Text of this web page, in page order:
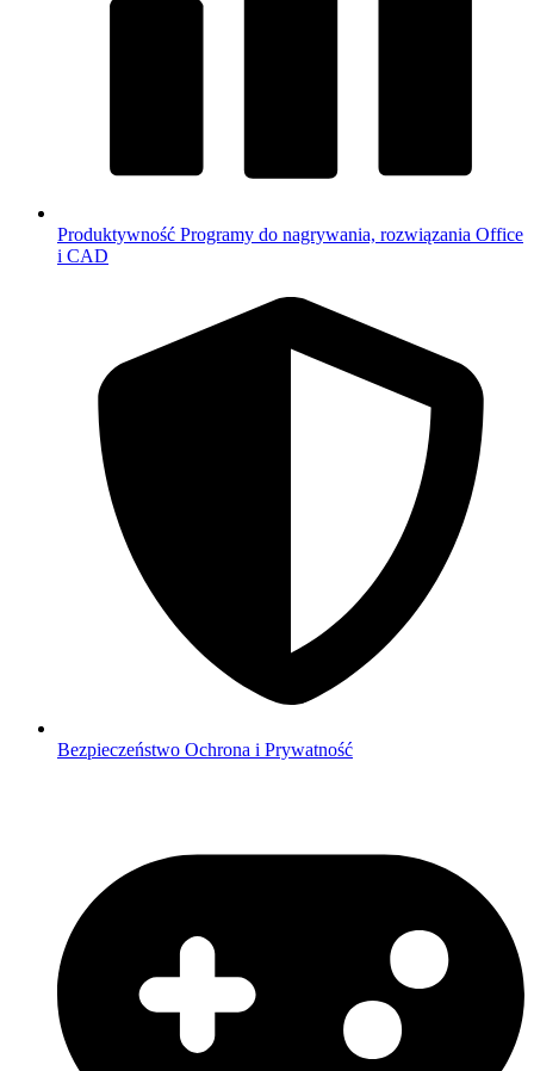
Produktywność Programy do nagrywania, rozwiązania Office
i CAD
Bezpieczeństwo Ochrona i Prywatność